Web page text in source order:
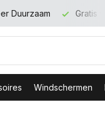
Duurzaam Gratis
Windschermen